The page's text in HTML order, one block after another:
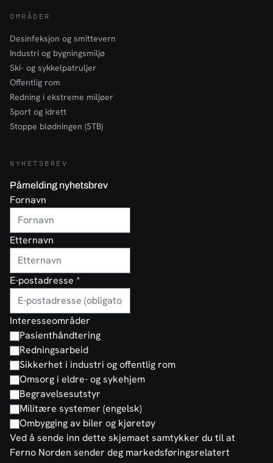
OMRÅDER
Desinfeksjon og smittevern
Industri og bygningsmiljø
Ski- og sykkelpatruljer
Offentlig rom
Redning i ekstreme miljøer
Sport og idrett
Stoppe blødningen (STB)
NYHETSBREV
Påmelding nyhetsbrev
Fornavn
Etternavn
E-postadresse *
Interesseområder
Pasienthåndtering
Redningsarbeid
Sikkerhet i industri og offentlig rom
Omsorg i eldre- og sykehjem
Begravelsesutstyr
Militære systemer (engelsk)
Ombygging av biler og kjøretøy
Ved å sende inn dette skjemaet samtykker du til at
Ferno Norden sender deg markedsføringsrelatert